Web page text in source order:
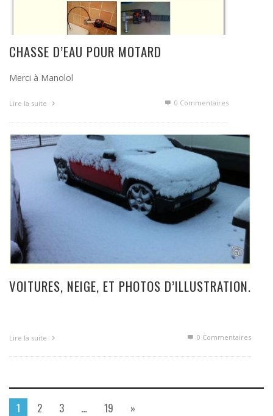
CHASSE D’EAU POUR MOTARD
Merci à Manolol
Lire la suite 0 Commentaires
VOITURES, NEIGE, ET PHOTOS D’ILLUSTRATION.
Lire la suite 0 Commentaires
1 2 3 … 19 »